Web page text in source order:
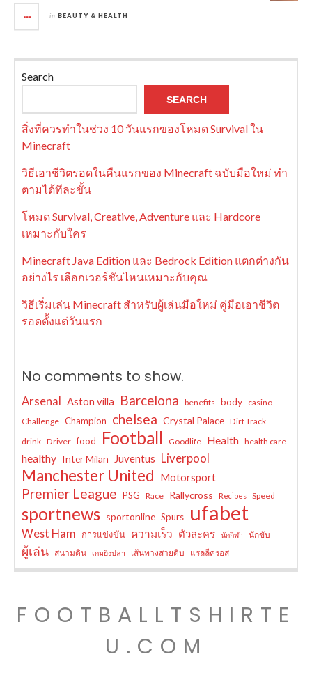
in BEAUTY & HEALTH
Search
SEARCH
สิ่งที่ควรทำในช่วง 10 วันแรกของโหมด Survival ใน
Minecraft
วิธีเอาชีวิตรอดในคืนแรกของ Minecraft ฉบับมือใหม่ ทำ
ตามได้ทีละขั้น
โหมด Survival, Creative, Adventure และ Hardcore
เหมาะกับใคร
Minecraft Java Edition และ Bedrock Edition แตกต่างกัน
อย่างไร เลือกเวอร์ชันไหนเหมาะกับคุณ
วิธีเริ่มเล่น Minecraft สำหรับผู้เล่นมือใหม่ คู่มือเอาชีวิต
รอดตั้งแต่วันแรก
No comments to show.
Arsenal Aston villa Barcelona benefits body casino
Challenge Champion chelsea Crystal Palace Dirt Track
drink Driver food Football Goodlife Health health care
healthy Inter Milan Juventus Liverpool
Manchester United Motorsport
Premier League PSG Race Rallycross Recipes Speed
sportnews sportonline Spurs ufabet
West Ham การแข่งขัน ความเร็ว ตัวละคร นักกีฬา นักขับ
ผู้เล่น สนามดิน เกมยิงปลา เส้นทางสายดิบ แรลลีครอส
FOOTBALLTSHIRTE
U.COM